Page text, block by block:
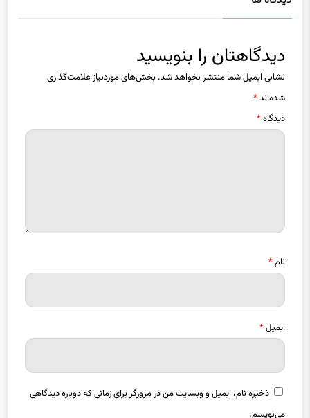
نشانی ایمیل شما منتشر نخواهد شد.بخش‌های موردنیاز علامت‌گذاری
شده‌اند*
دیدگاه*
ایمیل*
ذخیره نام، ایمیل و وبسایت من در مرورگر برای زمانی که دوباره دیدگاهی
می‌نویسم.